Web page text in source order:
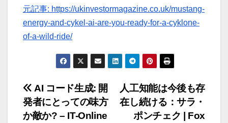
元記事: https://ukinvestormagazine.co.uk/mustang-
energy-and-cykel-ai-are-you-ready-for-a-cyklone-
of-a-wild-ride/
投
稿
人工知能は今後も存
在し続ける：サラ・
ポンチェク | Fox
AI コード生成: 開
発者にとっての味方
か敵か? – IT-Online